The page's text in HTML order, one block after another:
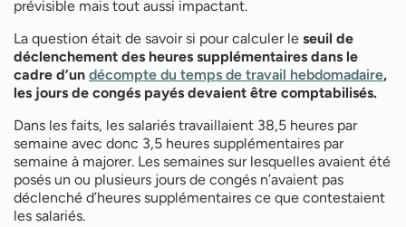
prévisible mais tout aussi impactant.
La question était de savoir si pour calculer le seuil de
déclenchement des heures supplémentaires dans le
cadre d’un décompte du temps de travail hebdomadaire,
les jours de congés payés devaient être comptabilisés.
Dans les faits, les salariés travaillaient 38,5 heures par
semaine avec donc 3,5 heures supplémentaires par
semaine à majorer. Les semaines sur lesquelles avaient été
posés un ou plusieurs jours de congés n’avaient pas
déclenché d’heures supplémentaires ce que contestaient
les salariés.